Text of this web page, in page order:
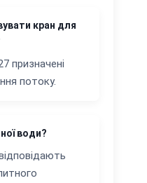
кран для
призначені
потоку.
води?